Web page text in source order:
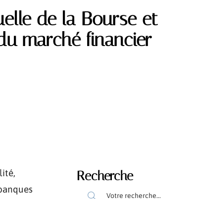
de la Bourse et
marché financier
Recherche